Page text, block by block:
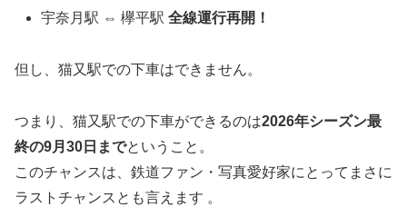
宇奈月駅 ⇔ 欅平駅全線運行再開！
但し、猫又駅での下車はできません。
つまり、猫又駅での下車ができるのは2026年シーズン最
終の9月30日までということ。
このチャンスは、鉄道ファン・写真愛好家にとってまさに
ラストチャンスとも言えます 。